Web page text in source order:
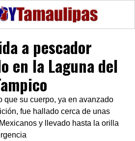
a pescador
en la Laguna del
que su cuerpo, ya en avanzado
fue hallado cerca de unas
y llevado hasta la orilla